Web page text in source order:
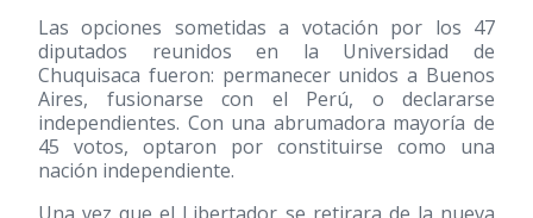
Las opciones sometidas a votación por los 47
diputados reunidos en la Universidad de
Chuquisaca fueron: permanecer unidos a Buenos
Aires, fusionarse con el Perú, o declararse
independientes. Con una abrumadora mayoría de
45 votos, optaron por constituirse como una
nación independiente.